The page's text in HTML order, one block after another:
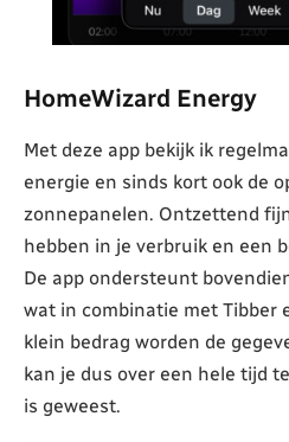
HomeWizard Energy
Met deze app bekijk ik
energie en sinds kort ook de
zonnepanelen. Ontzettend
hebben in je verbruik en een
De app ondersteunt
wat in combinatie met Tibber
klein bedrag worden de
kan je dus over een hele tijd
is geweest.